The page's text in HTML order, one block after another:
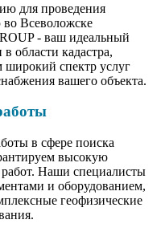
для проведения
Всеволожске
- ваш идеальный
области кадастра,
широкий спектр услуг
вашего объекта.
в сфере поиска
высокую
Наши специалисты
и оборудованием,
геофизические